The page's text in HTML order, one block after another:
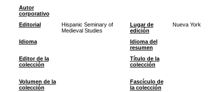
Autor
corporativo
Editorial
Hispanic Seminary of
Medieval Studies
Lugar de
edición
Nueva York
Idioma
Idioma del
resumen
Editor de la
colección
Título de la
colección
Volumen de la
colección
Fascículo de
la colección